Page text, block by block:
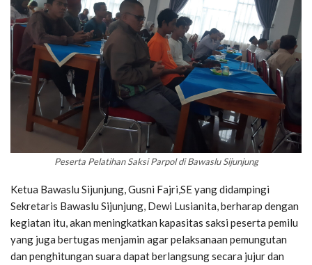
Peserta Pelatihan Saksi Parpol di Bawaslu Sijunjung
Ketua Bawaslu Sijunjung, Gusni Fajri,SE yang didampingi
Sekretaris Bawaslu Sijunjung, Dewi Lusianita, berharap dengan
kegiatan itu, akan meningkatkan kapasitas saksi peserta pemilu
yang juga bertugas menjamin agar pelaksanaan pemungutan
dan penghitungan suara dapat berlangsung secara jujur dan